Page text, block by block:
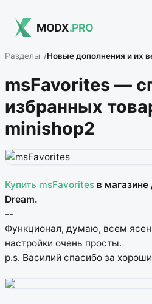
MODX.PRO
Разделы Новые дополнения и их
msFavorites —
избранных
minishop2
Купить msFavorites в
Dream.
--
Функционал, думаю, всем
настройки очень просты.
p.s. Василий спасибо за